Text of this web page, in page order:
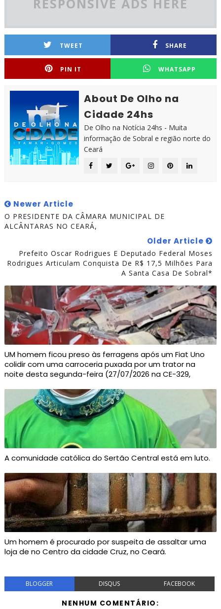
RESPONSIVE ADS HERE
TWEET SHARE
PIN IT WHATSAPP
About De Olho na
Cidade 24hs
De Olho na Notícia 24hs - Muita
informação de Sobral e região norte do
Ceará
Newer Article
O PRESIDENTE DA CÂMARA MUNICIPAL DE
ALCÂNTARAS NO CEARÁ,
Older Article
Prefeito Oscar Rodrigues E Deputado Federal Moses
Rodrigues Articulam Conquista De R$ 17,5 Milhões Para
A Santa Casa De Sobral*
UM homem ficou preso às ferragens após um Fiat Uno
colidir com uma carroceria puxada por um trator na
noite desta segunda-feira (27/07/2026 na CE-329,
A comunidade católica do Sertão Central está em luto.
Um homem é procurado por suspeita de assaltar uma
loja de no Centro da cidade Cruz, no Ceará.
BLOGGER DISQUS FACEBOOK
NENHUM COMENTÁRIO: